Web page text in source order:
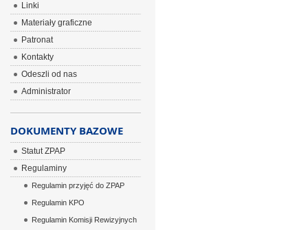
Linki
Materiały graficzne
Patronat
Kontakty
Odeszli od nas
Administrator
DOKUMENTY BAZOWE
Statut ZPAP
Regulaminy
Regulamin przyjęć do ZPAP
Regulamin KPO
Regulamin Komisji Rewizyjnych